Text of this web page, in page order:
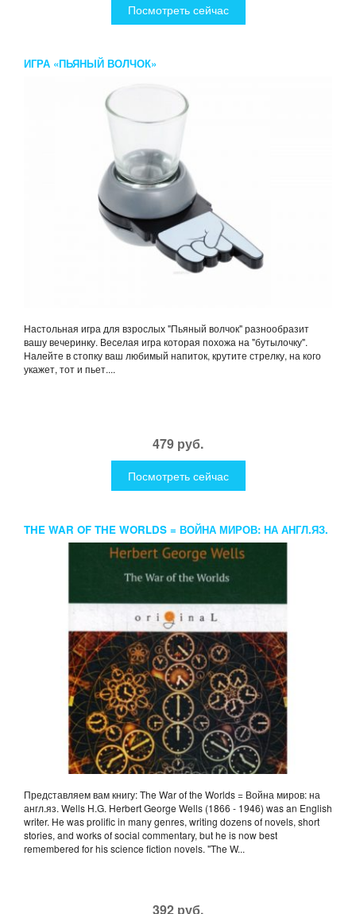
Посмотреть сейчас
ИГРА «ПЬЯНЫЙ ВОЛЧОК»
Настольная игра для взрослых "Пьяный волчок" разнообразит
вашу вечеринку. Веселая игра которая похожа на "бутылочку".
Налейте в стопку ваш любимый напиток, крутите стрелку, на кого
укажет, тот и пьет....
479 руб.
Посмотреть сейчас
THE WAR OF THE WORLDS = ВОЙНА МИРОВ: НА АНГЛ.ЯЗ.
WELLS H.G.
Представляем вам книгу: The War of the Worlds = Война миров: на
англ.яз. Wells H.G. Herbert George Wells (1866 - 1946) was an English
writer. He was prolific in many genres, writing dozens of novels, short
stories, and works of social commentary, but he is now best
remembered for his science fiction novels. "The W...
392 руб.